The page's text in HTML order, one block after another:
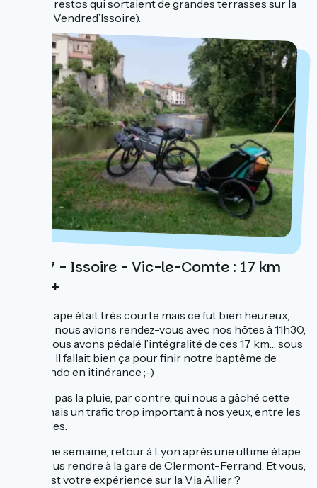
tous les restos qui sortaient de grandes terrasses sur la
rue (les Vendred’Issoire).
Jour 7 - Issoire - Vic-le-Comte : 17 km
300 D+
Cette étape était très courte mais ce fut bien heureux,
puisque nous avions rendez-vous avec nos hôtes à 11h30,
et que nous avons pédalé l’intégralité de ces 17 km… sous
la pluie ! Il fallait bien ça pour finir notre baptême de
vélo-rando en itinérance ;-)
Ce n’est pas la pluie, par contre, qui nous a gâché cette
étape, mais un trafic trop important à nos yeux, entre les
deux villes.
Dans une semaine, retour à Lyon après une ultime étape
pour nous rendre à la gare de Clermont-Ferrand. Et vous,
quelle est votre expérience sur la Via Allier ?